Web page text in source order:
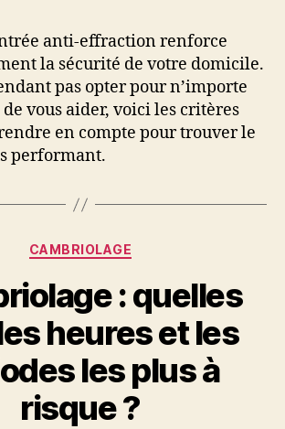
anti-effraction renforce
la sécurité de votre domicile.
pas opter pour n’importe
vous aider, voici les critères
en compte pour trouver le
performant.
Catégories
CAMBRIOLAGE
: quelles
heures et les
les plus à
risque ?